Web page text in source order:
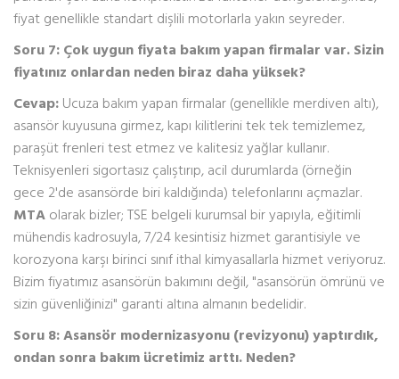
fiyat genellikle standart dişlili motorlarla yakın seyreder.
Soru 7: Çok uygun fiyata bakım yapan firmalar var. Sizin
fiyatınız onlardan neden biraz daha yüksek?
Cevap: Ucuza bakım yapan firmalar (genellikle merdiven altı),
asansör kuyusuna girmez, kapı kilitlerini tek tek temizlemez,
paraşüt frenleri test etmez ve kalitesiz yağlar kullanır.
Teknisyenleri sigortasız çalıştırıp, acil durumlarda (örneğin
gece 2'de asansörde biri kaldığında) telefonlarını açmazlar.
MTA olarak bizler; TSE belgeli kurumsal bir yapıyla, eğitimli
mühendis kadrosuyla, 7/24 kesintisiz hizmet garantisiyle ve
korozyona karşı birinci sınıf ithal kimyasallarla hizmet veriyoruz.
Bizim fiyatımız asansörün bakımını değil, "asansörün ömrünü ve
sizin güvenliğinizi" garanti altına almanın bedelidir.
Soru 8: Asansör modernizasyonu (revizyonu) yaptırdık,
ondan sonra bakım ücretimiz arttı. Neden?